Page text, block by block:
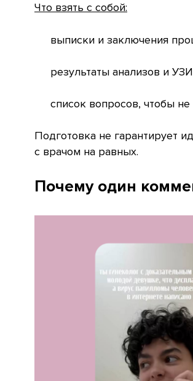
Что взять с собой:
выписки и заключения
результаты анализов и
список вопросов, чтобы
Подготовка не гарантирует
с врачом на равных.
Почему один